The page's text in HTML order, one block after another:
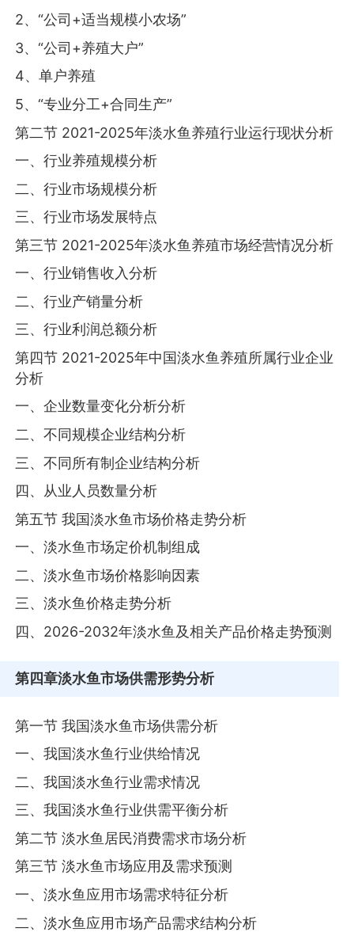
2、“公司+适当规模小农场”
3、“公司+养殖大户”
4、单户养殖
5、“专业分工+合同生产”
第二节 2021-2025年淡水鱼养殖行业运行现状分析
一、行业养殖规模分析
二、行业市场规模分析
三、行业市场发展特点
第三节 2021-2025年淡水鱼养殖市场经营情况分析
一、行业销售收入分析
二、行业产销量分析
三、行业利润总额分析
第四节 2021-2025年中国淡水鱼养殖所属行业企业
分析
一、企业数量变化分析分析
二、不同规模企业结构分析
三、不同所有制企业结构分析
四、从业人员数量分析
第五节 我国淡水鱼市场价格走势分析
一、淡水鱼市场定价机制组成
二、淡水鱼市场价格影响因素
三、淡水鱼价格走势分析
四、2026-2032年淡水鱼及相关产品价格走势预测
第四章淡水鱼市场供需形势分析
第一节 我国淡水鱼市场供需分析
一、我国淡水鱼行业供给情况
二、我国淡水鱼行业需求情况
三、我国淡水鱼行业供需平衡分析
第二节 淡水鱼居民消费需求市场分析
第三节 淡水鱼市场应用及需求预测
一、淡水鱼应用市场需求特征分析
二、淡水鱼应用市场产品需求结构分析